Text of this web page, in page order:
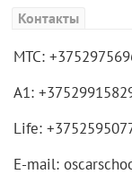
Контакты
МТС:
А1:
Life:
E-mail: